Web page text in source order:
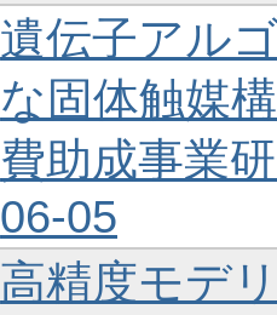
遺伝子アル
な固体触媒
費助成事業
06-05
高精度モデ